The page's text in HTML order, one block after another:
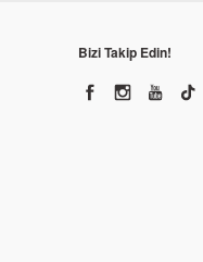
Bizi Takip Edin!